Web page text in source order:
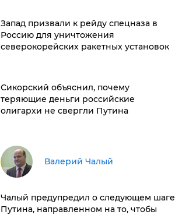
Запад призвали к рейду спецназа в
Россию для уничтожения
северокорейских ракетных установок
Сикорский объяснил, почему
теряющие деньги российские
олигархи не свергли Путина
Валерий Чалый
Чалый предупредил о следующем шаге
Путина, направленном на то, чтобы